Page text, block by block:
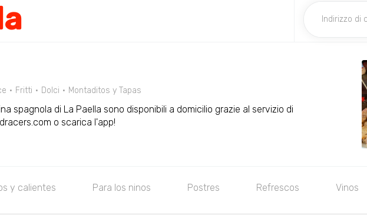
Fritti Dolci Montaditos y Tapas
spagnola di La Paella sono disponibili a domicilio grazie al servizio di
o scarica l'app!
y calientes Para los ninos Postres Refrescos Vinos